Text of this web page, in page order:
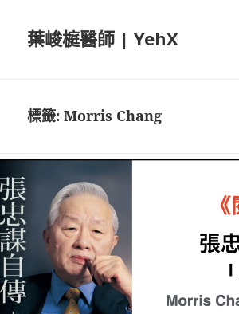
葉峻榳醫師 | YehX
標籤:Morris Chang